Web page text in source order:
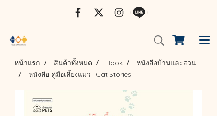
หน้าแรก สินค้าทั้งหมด Book
หนังสือบ้านและสวน
หนังสือ คู่มือเลี้ยงแมว : Cat Stories